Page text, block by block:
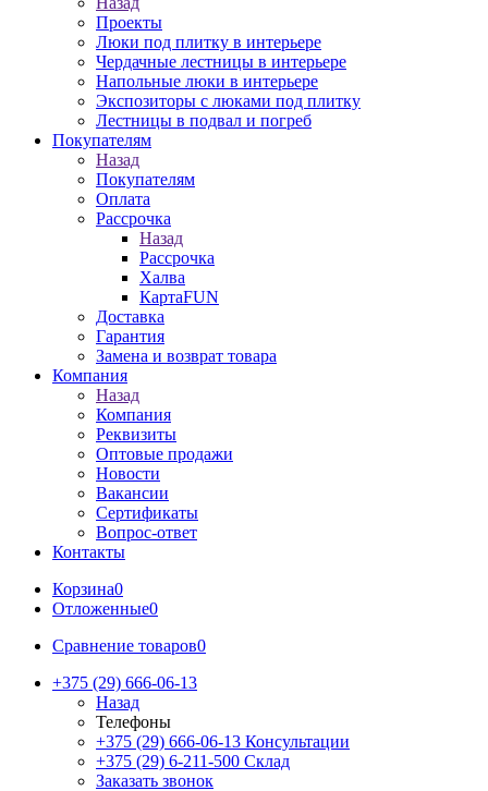
Проекты
Люки под плитку в интерьере
Чердачные лестницы в интерьере
Напольные люки в интерьере
Экспозиторы с люками под плитку
Лестницы в подвал и погреб
Покупателям
Назад
Покупателям
Оплата
Рассрочка
Назад
Рассрочка
Халва
КартаFUN
Доставка
Гарантия
Замена и возврат товара
Компания
Назад
Компания
Реквизиты
Оптовые продажи
Новости
Вакансии
Сертификаты
Вопрос-ответ
Контакты
Корзина0
Отложенные0
Сравнение товаров0
+375 (29) 666-06-13
Назад
Телефоны
+375 (29) 666-06-13 Консультации
+375 (29) 6-211-500 Склад
Заказать звонок